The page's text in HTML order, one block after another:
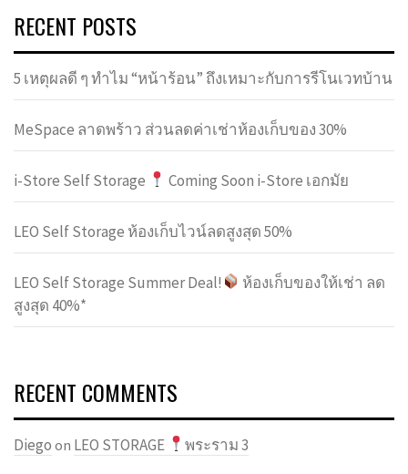
RECENT POSTS
5 เหตุผลดี ๆ ทำไม “หน้าร้อน” ถึงเหมาะกับการรีโนเวทบ้าน
MeSpace ลาดพร้าว ส่วนลดค่าเช่าห้องเก็บของ 30%
i-Store Self Storage Coming Soon i-Store เอกมัย
LEO Self Storage ห้องเก็บไวน์ลดสูงสุด 50%
LEO Self Storage Summer Deal!
ห้องเก็บของให้เช่า ลด
สูงสุด 40%*
RECENT COMMENTS
Diego on LEO STORAGE พระราม 3